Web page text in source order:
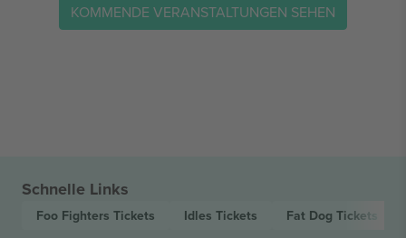
KOMMENDE VERANSTALTUNGEN SEHEN
Schnelle Links
Foo Fighters Tickets Idles Tickets Fat Dog Tickets